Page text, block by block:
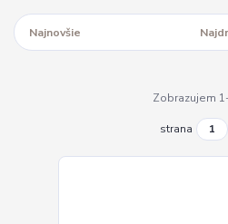
Najnovšie
Zobrazujem
strana